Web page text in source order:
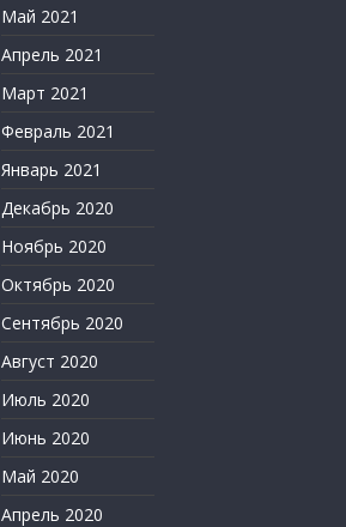
Май 2021
Апрель 2021
Март 2021
Февраль 2021
Январь 2021
Декабрь 2020
Ноябрь 2020
Октябрь 2020
Сентябрь 2020
Август 2020
Июль 2020
Июнь 2020
Май 2020
Апрель 2020